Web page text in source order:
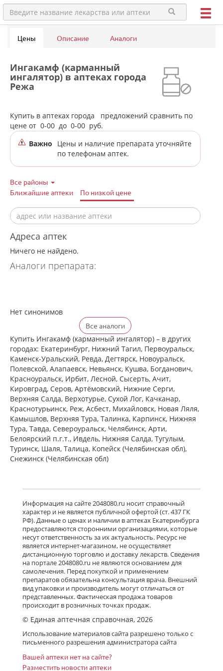
Цены Описание Аналоги
Ингакамф (карманный
ингалятор) в аптеках города
Режа
Купить в аптеках города
предложений сравнить по
цене от 0-00 до 0-00 руб.
Важно
Цены и наличие препарата уточняйте
по телефонам аптек.
Все районы
Ближайшие аптеки
По низкой цене
Адреса аптек
Ничего не найдено.
Аналоги препарата:
Нет синонимов
Все аналоги
Купить Ингакамф (карманный ингалятор) – в других
городах: Екатеринбург, Нижний Тагил, Первоуральск,
Каменск-Уральский, Ревда, Дегтярск, Новоуральск,
Полевской, Алапаевск, Невьянск, Кушва, Богданович,
Красноуральск, Ирбит, Лесной, Сысерть, Ачит,
Кировград, Серов, Артёмовский, Нижние Cерги,
Верхняя Салда, Верхотурье, Сухой Лог, Качканар,
Краснотурьинск, Реж, Асбест, Михайловск, Новая Ляля,
Камышлов, Верхняя Тура, Талинка, Карпинск, Нижняя
Тура, Тавда, Североуральск, Челябинск, Арти,
Белоярский п.г.т., Ивдель, Нижняя Салда, Тугулым,
Туринск, Шаля, Талица, Копейск (Челябинская обл),
Снежинск (Челябинская обл)
Информация на сайте 2048080.ru носит справочный
характер и не является публичной офертой (ст. 437 ГК
РФ). Данные о ценах и наличии в аптеках Екатеринбурга
предоставляются сторонними организациями, которые
несут ответственность за их актуальность. Ресурс не
является интернет-магазином, не осуществляет
дистанционную торговлю и доставку лекарств. Сведения
на портале 2048080.ru не являются основанием для
самолечения. Перед покупкой и применением
препаратов обязательна консультация врача. Внешний
вид упаковки и производитель могут отличаться от
представленных. Фактическая продажа товаров
происходит в розничных точках продаж.
© Единая аптечная справочная, 2026
Использование материалов сайта разрешено только с
письменного разрешения администратора сайта
Вашей аптеки нет на сайте?
Разместить новости аптеки